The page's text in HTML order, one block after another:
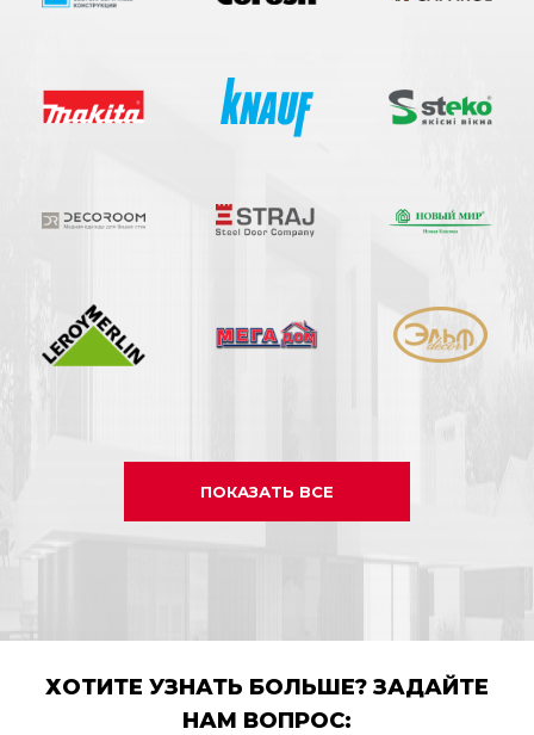
ПОКАЗАТЬ ВСЕ
ХОТИТЕ УЗНАТЬ БОЛЬШЕ? ЗАДАЙТЕ
НАМ ВОПРОС: